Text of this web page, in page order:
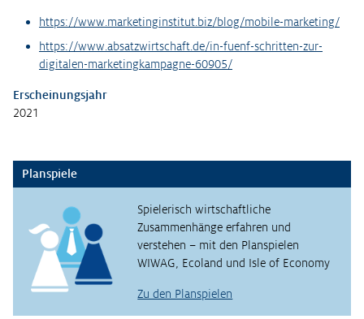
https://www.marketinginstitut.biz/blog/mobile-marketing/
https://www.absatzwirtschaft.de/in-fuenf-schritten-zur-
digitalen-marketingkampagne-60905/
Erscheinungsjahr
2021
Planspiele
Spielerisch wirtschaftliche
Zusammenhänge erfahren und
verstehen – mit den Planspielen
WIWAG, Ecoland und Isle of Economy
Zu den Planspielen